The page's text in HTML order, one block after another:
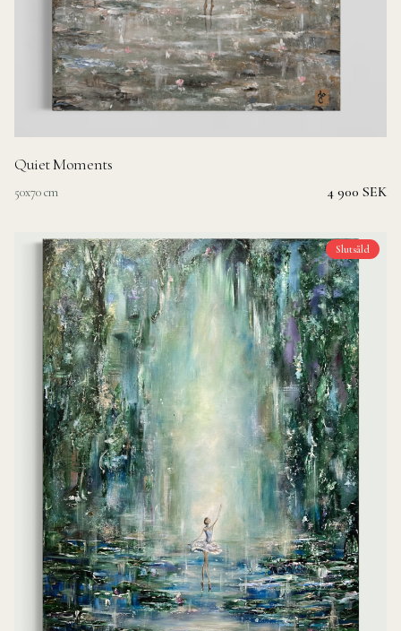
Quiet Moments
50x70 cm 4 900 SEK
Slutsåld